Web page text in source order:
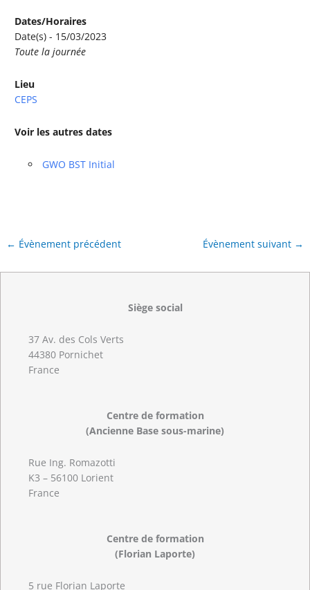
Dates/Horaires
Date(s) - 15/03/2023
Toute la journée
Lieu
CEPS
Voir les autres dates
GWO BST Initial
← Évènement précédent Évènement suivant →
Siège social
37 Av. des Cols Verts
44380 Pornichet
France
Centre de formation
(Ancienne Base sous-marine)
Rue Ing. Romazotti
K3 – 56100 Lorient
France
Centre de formation
(Florian Laporte)
5 rue Florian Laporte